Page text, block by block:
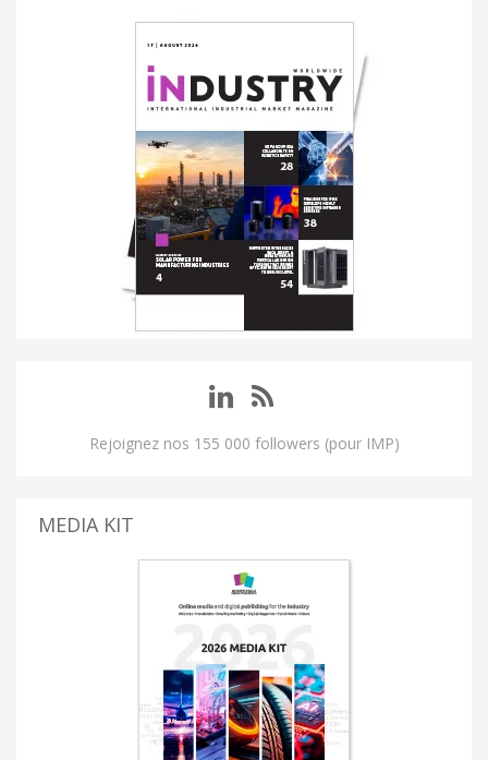
Rejoignez nos 155 000 followers (pour IMP)
MEDIA KIT